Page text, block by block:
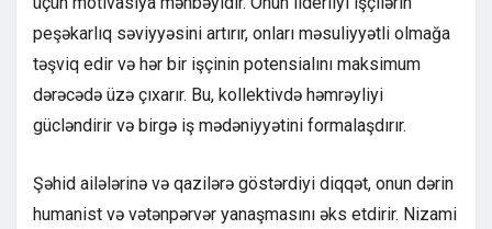
peşəkarlıq səviyyəsini artırır, onları məsuliyyətli olmağa
təşviq edir və hər bir işçinin potensialını maksimum
dərəcədə üzə çıxarır. Bu, kollektivdə həmrəyliyi
gücləndirir və birgə iş mədəniyyətini formalaşdırır.
Şəhid ailələrinə və qazilərə göstərdiyi diqqət, onun dərin
humanist və vətənpərvər yanaşmasını əks etdirir. Nizami